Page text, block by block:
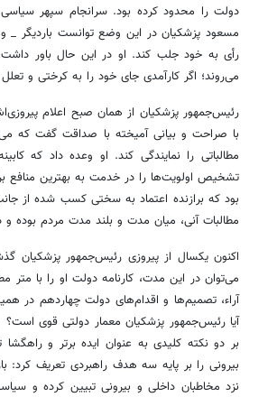
دولت را محدود کرده بود. سرانجام سپهر
مسعود پزشکیان در این وضع توانست باردیگر _
رأی به خود جلب کند. او در این حال باور
می‌روند؛ اگر کارآمدی جای خود را به کرختی و
با صراحت و بیانی آمیخته با صداقت گفت که
مطالباتی را نمایندگی کند. او وعده داد که
تشخیص اولویت‌ها را در خدمت به بهترین منافع
بود که برازنده اعتماد به سختی کسب شده از
مطالبات آنی، میان مدت و بلند مدت مردم بوده و
اکنون یکسال از پیروزی رئیس‌جمهور پزشکیان
می‌توان در این مدت، کارنامه دولت او را با
آراء، تصمیم‌ها و اقدام‌های دولت چهاردهم در
آیا رئیس‌جمهور پزشکیان معمار دولتی قوی
بر دو نکته کلیدی به عنوان ایده برتر و
بیرونی را بر پایه سه هدف راهبردی تعریف کرد:
نزد مخاطبان داخلی و بیرونی تبیین کرده و